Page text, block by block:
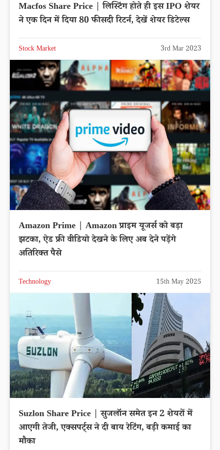
Macfos Share Price | लिस्टिंग होते ही इस IPO शेयर
ने एक दिन में दिया 80 फीसदी रिटर्न, देखें शेयर डिटेल्स
Stock Market 3rd Mar 2023
Amazon Prime | Amazon प्राइम यूजर्स को बड़ा
झटका, ऐड फ्री वीडियो देखने के लिए अब देने पड़ेंगे
अतिरिक्त पैसे
Technology 15th May 2025
Suzlon Share Price | सुजलॉन समेत इन 2 शेयरों में
आएगी तेजी, एक्सपर्ट्स ने दी बाय रेटिंग, बड़ी कमाई का
मौका